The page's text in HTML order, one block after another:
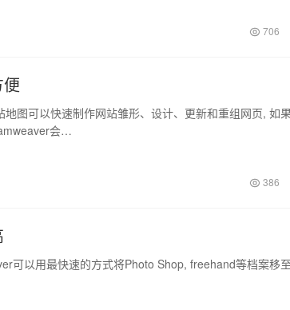
706
图可以快速制作网站雏形、设计、更新和重组网页, 如
会…
386
以用最快速的方式将Photo Shop, freehand等档案移